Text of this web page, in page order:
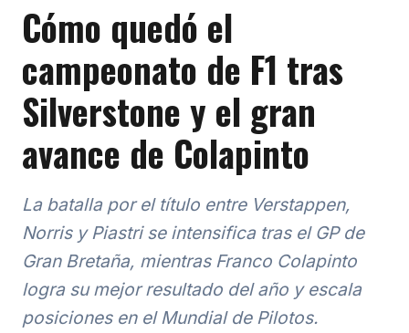
Cómo quedó el
campeonato de F1 tras
Silverstone y el gran
avance de Colapinto
La batalla por el título entre Verstappen,
Norris y Piastri se intensifica tras el GP de
Gran Bretaña, mientras Franco Colapinto
logra su mejor resultado del año y escala
posiciones en el Mundial de Pilotos.